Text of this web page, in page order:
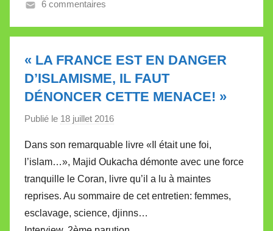
l
t
e
6 commentaires
« LA FRANCE EST EN DANGER
D’ISLAMISME, IL FAUT
DÉNONCER CETTE MENACE! »
Publié le 18 juillet 2016
r
M
i
r
e
Dans son remarquable livre «Il était une foi,
l’islam…», Majid Oukacha démonte avec une force
tranquille le Coran, livre qu’il a lu à maintes
reprises. Au sommaire de cet entretien: femmes,
esclavage, science, djinns…